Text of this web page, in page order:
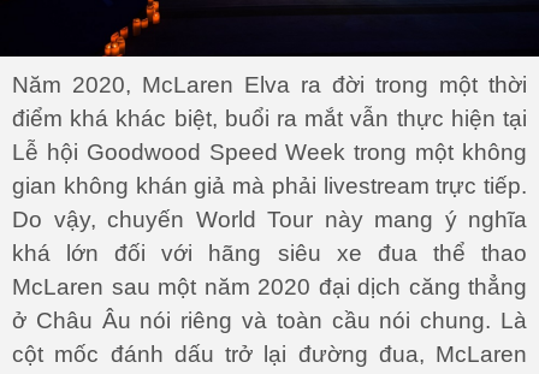
Năm 2020, McLaren Elva ra đời trong một thời
điểm khá khác biệt, buổi ra mắt vẫn thực hiện tại
Lễ hội Goodwood Speed Week trong một không
gian không khán giả mà phải livestream trực tiếp.
Do vậy, chuyến World Tour này mang ý nghĩa
khá lớn đối với hãng siêu xe đua thể thao
McLaren sau một năm 2020 đại dịch căng thẳng
ở Châu Âu nói riêng và toàn cầu nói chung. Là
cột mốc đánh dấu trở lại đường đua, McLaren